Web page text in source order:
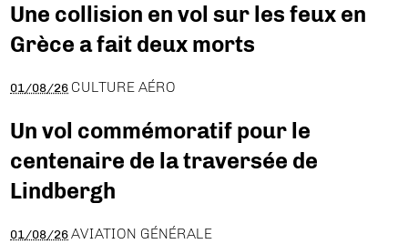
Une collision en vol sur les feux en
Grèce a fait deux morts
01/08/26 CULTURE AÉRO
Un vol commémoratif pour le
centenaire de la traversée de
Lindbergh
01/08/26 AVIATION GÉNÉRALE